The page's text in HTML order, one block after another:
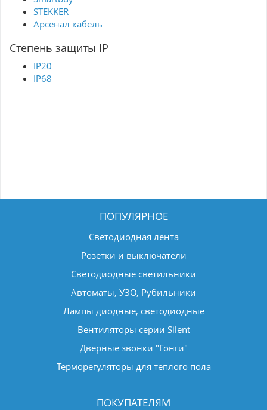
STEKKER
Арсенал кабель
Степень защиты IP
IP20
IP68
ПОПУЛЯРНОЕ
Светодиодная лента
Розетки и выключатели
Светодиодные светильники
Автоматы, УЗО, Рубильники
Лампы диодные, светодиодные
Вентиляторы серии Silent
Дверные звонки "Гонги"
Терморегуляторы для теплого пола
ПОКУПАТЕЛЯМ